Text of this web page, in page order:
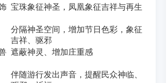
宝珠象征神圣，凤凰象征吉祥与再生
分隔神圣空间，增加节日色彩，象征
吉祥、驱邪
遮蔽神灵、增加庄重感
伴随游行发出声音，提醒民众神临、